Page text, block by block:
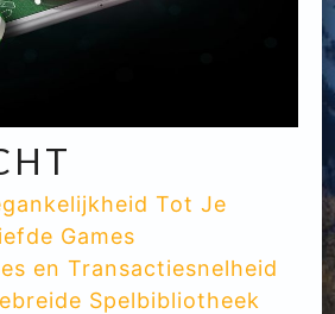
Tot Je
Games
en Transactiesnelheid
Spelbibliotheek